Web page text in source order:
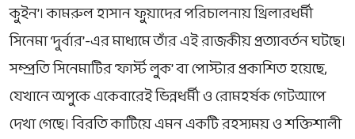
কুইন’। কামরুল হাসান ফুয়াদের পরিচালনায় থ্রিলারধর্মী
সিনেমা ‘দুর্বার’-এর মাধ্যমে তাঁর এই রাজকীয় প্রত্যাবর্তন ঘটছে।
সম্প্রতি সিনেমাটির ‘ফার্স্ট লুক’ বা পোস্টার প্রকাশিত হয়েছে,
যেখানে অপুকে একেবারেই ভিন্নধর্মী ও রোমহর্ষক গেটআপে
দেখা গেছে। বিরতি কাটিয়ে এমন একটি রহস্যময় ও শক্তিশালী